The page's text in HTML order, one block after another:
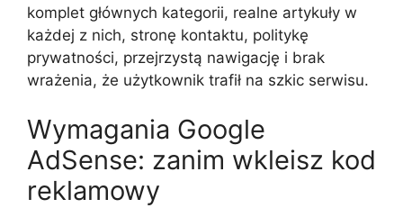
komplet głównych kategorii, realne artykuły w
każdej z nich, stronę kontaktu, politykę
prywatności, przejrzystą nawigację i brak
wrażenia, że użytkownik trafił na szkic serwisu.
Wymagania Google
AdSense: zanim wkleisz kod
reklamowy